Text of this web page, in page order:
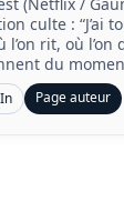
(Netflix /
culte : “J’ai
l’on rit, où
du
Page auteur